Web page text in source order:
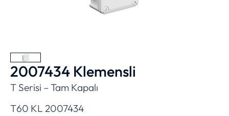
2007434 Klemensli
T Serisi – Tam Kapalı
T60 KL 2007434